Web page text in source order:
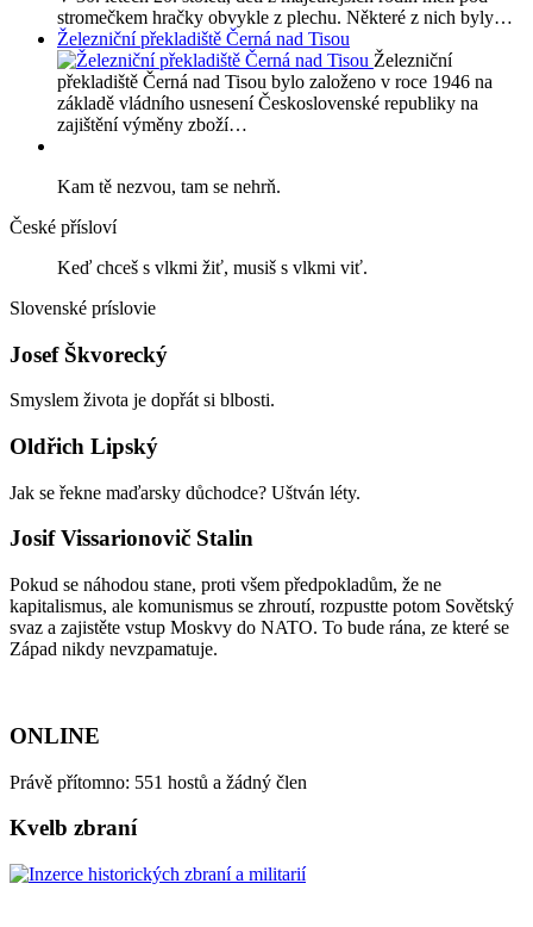
stromečkem hračky obvykle z plechu. Některé z nich byly…
Železniční překladiště Černá nad Tisou
Železniční
překladiště Černá nad Tisou bylo založeno v roce 1946 na
základě vládního usnesení Československé republiky na
zajištění výměny zboží…
Kam tě nezvou, tam se nehrň.
České přísloví
Keď chceš s vlkmi žiť, musiš s vlkmi viť.
Slovenské príslovie
Josef Škvorecký
Smyslem života je dopřát si blbosti.
Oldřich Lipský
Jak se řekne maďarsky důchodce? Uštván léty.
Josif Vissarionovič Stalin
Pokud se náhodou stane, proti všem předpokladům, že ne
kapitalismus, ale komunismus se zhroutí, rozpustte potom Sovětský
svaz a zajistěte vstup Moskvy do NATO. To bude rána, ze které se
Západ nikdy nevzpamatuje.
ONLINE
Právě přítomno: 551 hostů a žádný člen
Kvelb zbraní